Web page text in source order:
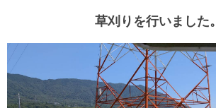
草刈りを行いました。